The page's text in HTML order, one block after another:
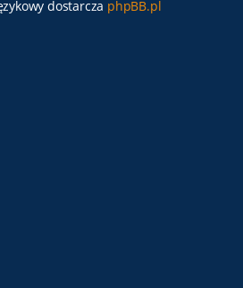
dostarcza phpBB.pl